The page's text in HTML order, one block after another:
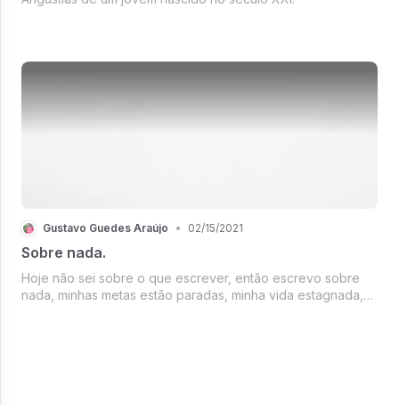
Gustavo Guedes Araújo • 02/15/2021
Sobre nada.
Hoje não sei sobre o que escrever, então escrevo sobre
nada, minhas metas estão paradas, minha vida estagnada,